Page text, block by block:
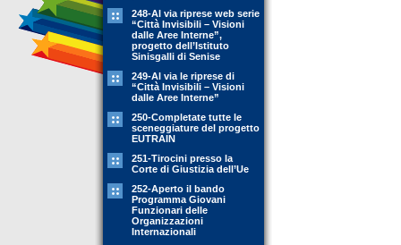
248-Al via riprese web serie
“Città Invisibili – Visioni
dalle Aree Interne”,
progetto dell’Istituto
Sinisgalli di Senise
249-Al via le riprese di
“Città Invisibili – Visioni
dalle Aree Interne”
250-Completate tutte le
sceneggiature del progetto
EUTRAIN
251-Tirocini presso la
Corte di Giustizia dell’Ue
252-Aperto il bando
Programma Giovani
Funzionari delle
Organizzazioni
Internazionali